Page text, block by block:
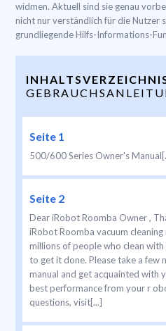
widmen. Aktuell sind sie genau
nicht nur verständlich für die Nutzer
grundliegende Hilfs-Informations-
Seite 1
500/600 Series Owner's
Seite 2
Dear iRobot Roomba Owner ,
iRobot Roomba vacuum
millions of people who clean
to get it done. Please take a few
manual and get acquainted with
best performance from your r
questions, visit[...]